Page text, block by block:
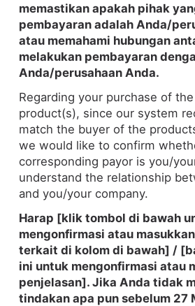
memastikan apakah pihak
pembayaran adalah Anda/
atau memahami hubungan
melakukan pembayaran
Anda/perusahaan Anda.
Regarding your purchase of
product(s), since our system
match the buyer of the
we would like to confirm
corresponding payor is you/
understand the relationship
and you/your company.
Harap [klik tombol di bawah
mengonfirmasi atau
terkait di kolom di bawah] /
ini untuk mengonfirmasi atau
penjelasan]. Jika Anda tidak
tindakan apa pun sebelum 27